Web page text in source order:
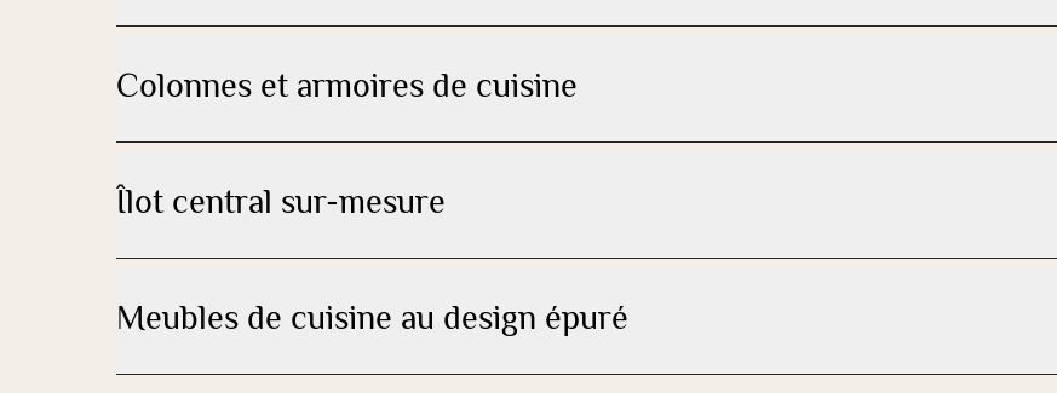
Colonnes et armoires de cuisine
Îlot central sur-mesure
Meubles de cuisine au design épuré